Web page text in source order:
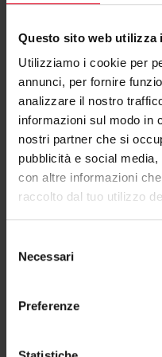
Questo sito web utilizza
Utilizziamo i cookie per
annunci, per fornire
analizzare il nostro
informazioni sul modo in
nostri partner che si
pubblicità e social
con altre informazioni
raccolto dal tuo utilizzo
delNecessari
Preferenze
Limitazione di
°C.
Temperatura massima
Temperatura massima
Grado di protezione
Conformità alle
Conformità alle
tensione), 2014/30/
elettromagnetica).
Conforme alla
K373Y013:
Codice
K373Y013
Hai bisogno di
consulente tecnico